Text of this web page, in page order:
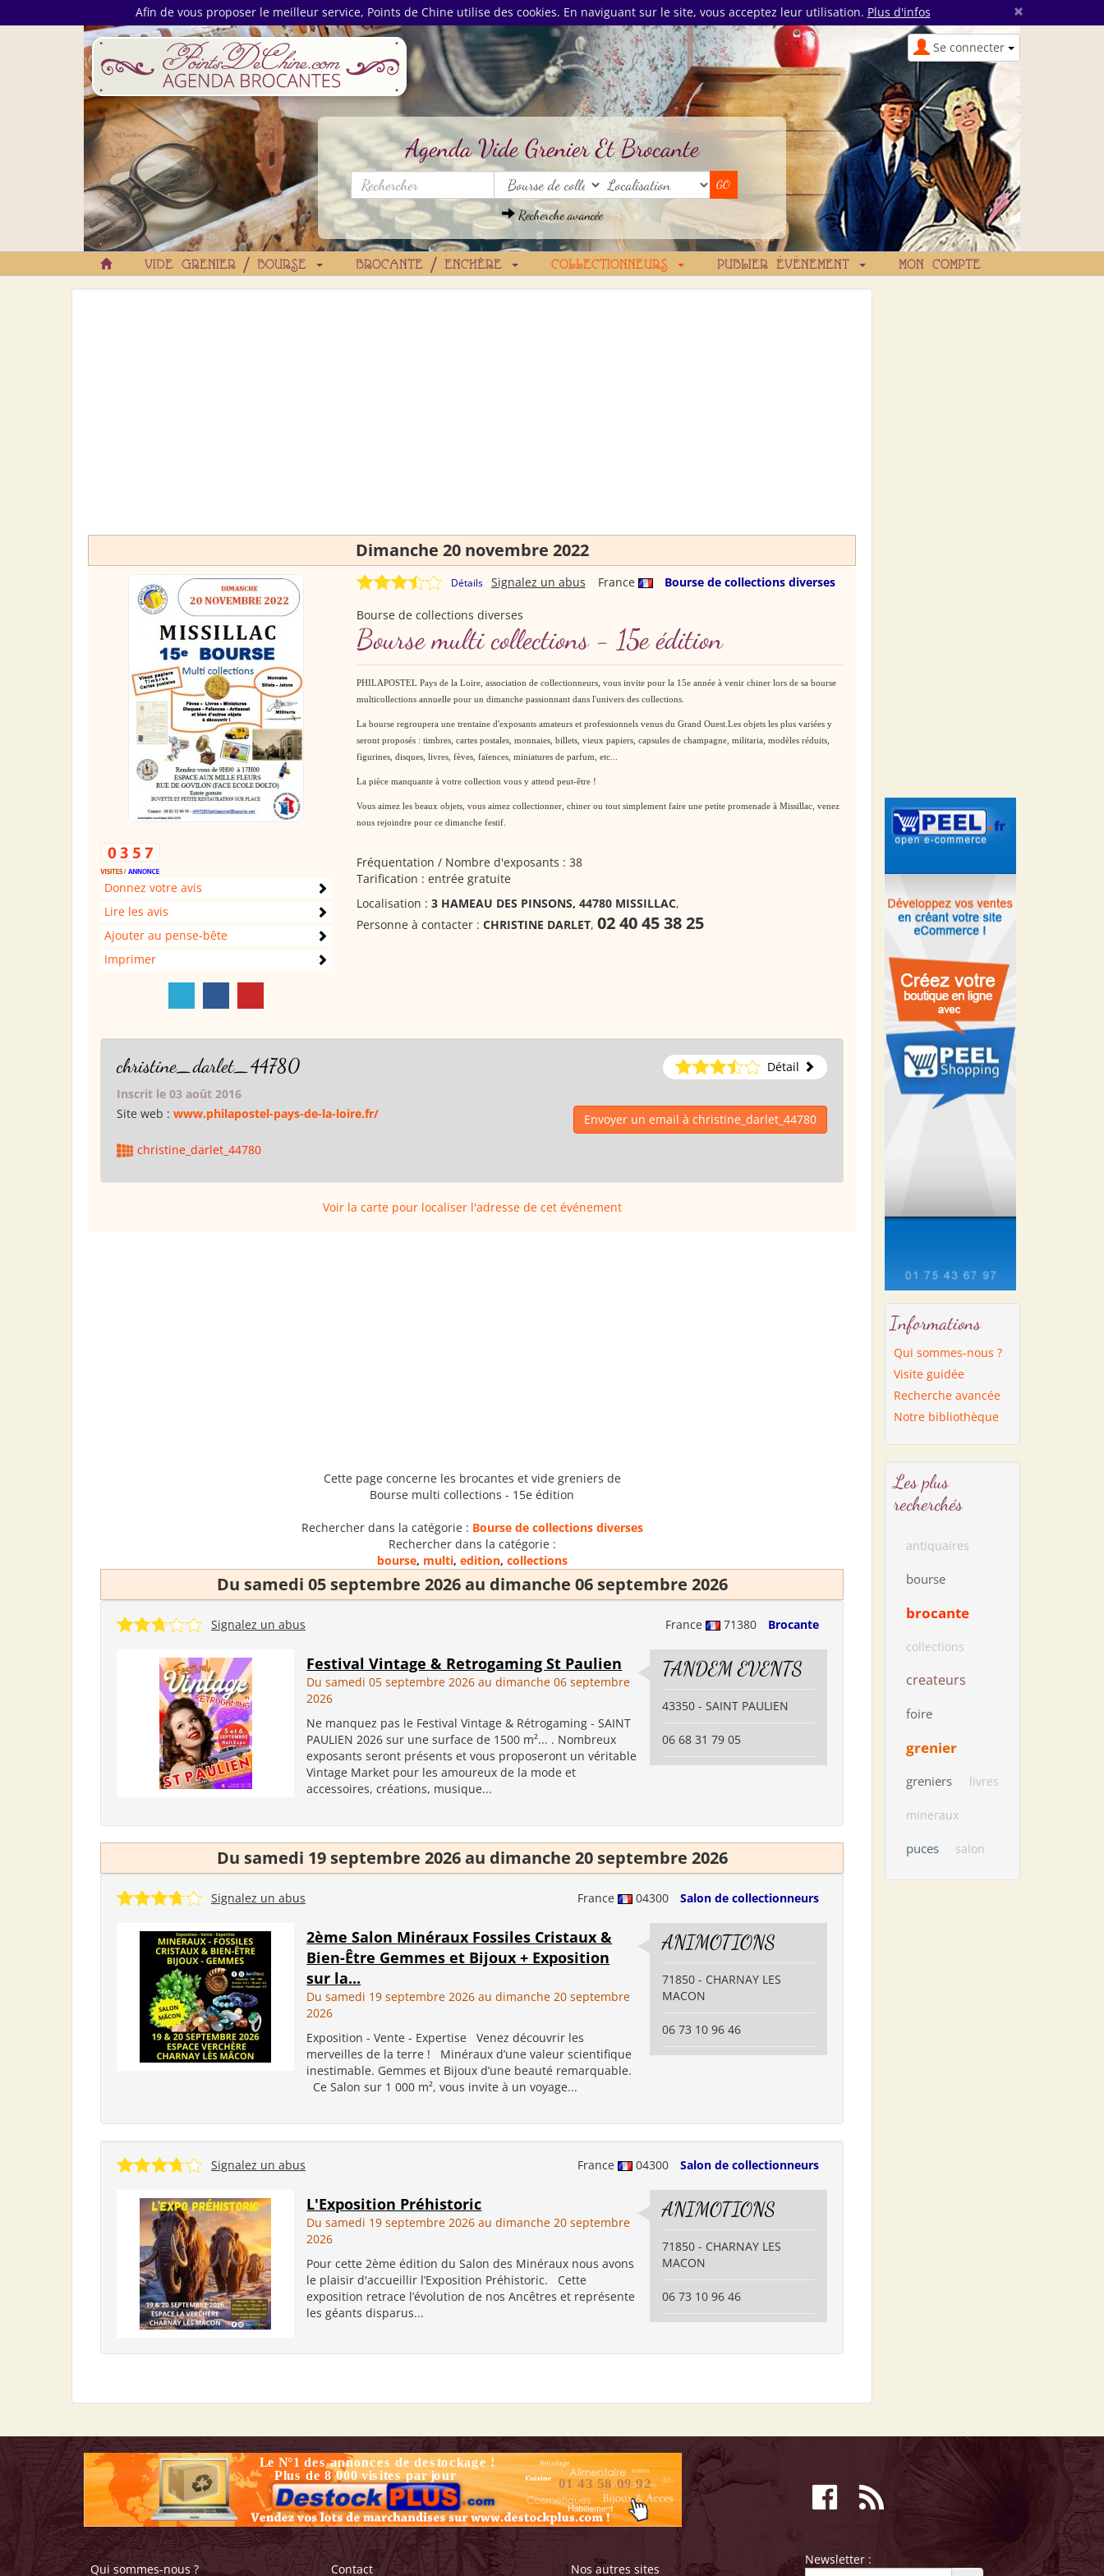
Afin de vous proposer le meilleur service, Points de Chine utilise des cookies. En naviguant sur le site, vous acceptez leur utilisation. Plus d'infos ×
Se connecter
Agenda Vide Grenier Et Brocante
Recherche avancée
VIDE GRENIER / BOURSE BROCANTE / ENCHÈRE COLLECTIONNEURS PUBLIER ÉVÉNEMENT MON COMPTE
Dimanche 20 novembre 2022
Donnez votre avis
Lire les avis
Ajouter au pense-bête
Imprimer
Détails France Bourse de collections diverses
Signalez un abus
Bourse de collections diverses
Bourse multi collections - 15e édition
PHILAPOSTEL Pays de la Loire, association de collectionneurs, vous invite pour la 15e année à venir chiner lors de sa bourse
multicollections annuelle pour un dimanche passionnant dans l'univers des collections.
La bourse regroupera une trentaine d'exposants amateurs et professionnels venus du Grand Ouest.Les objets les plus variées y
seront proposés : timbres, cartes postales, monnaies, billets, vieux papiers, capsules de champagne, militaria, modèles réduits,
figurines, disques, livres, fèves, faïences, miniatures de parfum, etc...
La pièce manquante à votre collection vous y attend peut-être !
Vous aimez les beaux objets, vous aimez collectionner, chiner ou tout simplement faire une petite promenade à Missillac, venez
nous rejoindre pour ce dimanche festif.
Fréquentation / Nombre d'exposants : 38
Tarification : entrée gratuite
Localisation : 3 HAMEAU DES PINSONS, 44780 MISSILLAC,
Personne à contacter : CHRISTINE DARLET, 02 40 45 38 25
christine_darlet_44780
Détail
Inscrit le 03 août 2016
Site web : www.philapostel-pays-de-la-loire.fr/
Envoyer un email à christine_darlet_44780
christine_darlet_44780
Voir la carte pour localiser l'adresse de cet événement
Cette page concerne les brocantes et vide greniers de
Bourse multi collections - 15e édition
Rechercher dans la catégorie : Bourse de collections diverses
Rechercher dans la catégorie :
bourse, multi, edition, collections
Du samedi 05 septembre 2026 au dimanche 06 septembre 2026
France 71380 Brocante
Signalez un abus
Festival Vintage & Retrogaming St Paulien
Du samedi 05 septembre 2026 au dimanche 06 septembre
2026
Ne manquez pas le Festival Vintage & Rétrogaming - SAINT
PAULIEN 2026 sur une surface de 1500 m²... . Nombreux
exposants seront présents et vous proposeront un véritable
Vintage Market pour les amoureux de la mode et
accessoires, créations, musique...
TANDEM EVENTS
43350 - SAINT PAULIEN
06 68 31 79 05
Du samedi 19 septembre 2026 au dimanche 20 septembre 2026
France 04300 Salon de collectionneurs
Signalez un abus
2ème Salon Minéraux Fossiles Cristaux &
Bien-Être Gemmes et Bijoux + Exposition
sur la...
Du samedi 19 septembre 2026 au dimanche 20 septembre
2026
Exposition - Vente - Expertise Venez découvrir les
merveilles de la terre ! Minéraux d’une valeur scientifique
inestimable. Gemmes et Bijoux d’une beauté remarquable.
Ce Salon sur 1 000 m², vous invite à un voyage...
ANIMOTIONS
71850 - CHARNAY LES
MACON
06 73 10 96 46
France 04300 Salon de collectionneurs
Signalez un abus
L'Exposition Préhistoric
Du samedi 19 septembre 2026 au dimanche 20 septembre
2026
Pour cette 2ème édition du Salon des Minéraux nous avons
le plaisir d'accueillir l’Exposition Préhistoric. Cette
exposition retrace l’évolution de nos Ancêtres et représente
les géants disparus...
ANIMOTIONS
71850 - CHARNAY LES
MACON
06 73 10 96 46
Informations
Qui sommes-nous ?
Visite guidée
Recherche avancée
Notre bibliothèque
Les plus
recherchés
antiquaires
bourse
brocante
collections
createurs
foire
grenier
greniers livres
mineraux
puces salon
Qui sommes-nous ? Contact Nos autres sites
Newsletter :